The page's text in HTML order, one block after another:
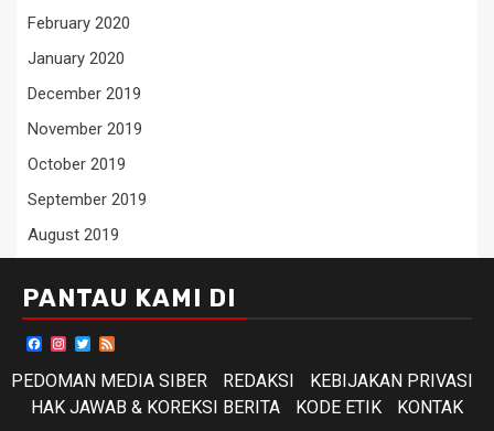
February 2020
January 2020
December 2019
November 2019
October 2019
September 2019
August 2019
PANTAU KAMI DI
Facebook
Instagram
Twitter
PEDOMAN MEDIA SIBER
REDAKSI
KEBIJAKAN PRIVASI
HAK JAWAB & KOREKSI BERITA
KODE ETIK KONTAK